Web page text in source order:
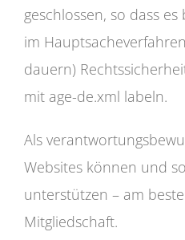
geschlossen, so dass
im
dauern)
mit age-de.xml labeln.
Als
Websites können und
unterstützen – am
Mitgliedschaft.